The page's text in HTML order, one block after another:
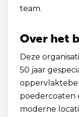
team.
Over het
Deze
50 jaar
poedercoaten
moderne